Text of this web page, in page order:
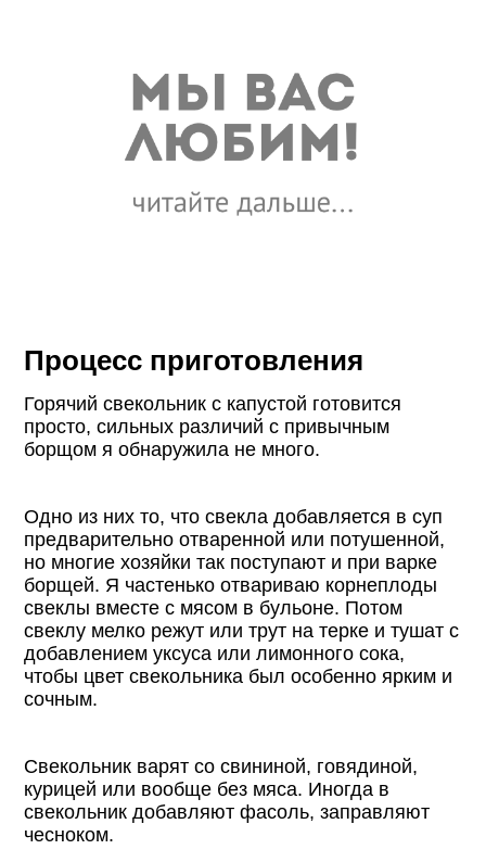
Процесс приготовления
Горячий свекольник с капустой готовится
просто, сильных различий с привычным
борщом я обнаружила не много.
Одно из них то, что свекла добавляется в суп
предварительно отваренной или потушенной,
но многие хозяйки так поступают и при варке
борщей. Я частенько отвариваю корнеплоды
свеклы вместе с мясом в бульоне. Потом
свеклу мелко режут или трут на терке и тушат с
добавлением уксуса или лимонного сока,
чтобы цвет свекольника был особенно ярким и
сочным.
Свекольник варят со свининой, говядиной,
курицей или вообще без мяса. Иногда в
свекольник добавляют фасоль, заправляют
чесноком.